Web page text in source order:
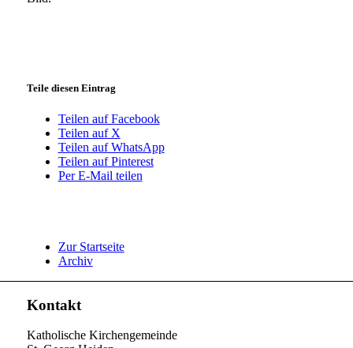
Teile diesen Eintrag
Teilen auf Facebook
Teilen auf X
Teilen auf WhatsApp
Teilen auf Pinterest
Per E-Mail teilen
Zur Startseite
Archiv
Kontakt
Katholische Kirchengemeinde